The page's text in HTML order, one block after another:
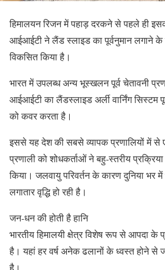
हिमालयन रिजन में पहाड़ दरकने से पहले ही
आईआईटी ने लैंड स्लाइड का पूर्वनुमान लगाने के
विकसित किया है।
भारत में उपलब्ध अन्य भूस्खलन पूर्व चेतावनी
आईआईटी का लैंडस्लाइड अर्ली वार्निंग सिस्टम
को कवर करता है।
इससे यह देश की सबसे व्यापक प्रणालियों में
प्रणाली को शोधकर्ताओं ने बहु-स्तरीय
किया। जलवायु परिवर्तन के कारण दुनिया
लगातार वृद्धि हो रही है।
जन-धन की होती है हानि
भारतीय हिमालयी क्षेत्र विशेष रूप से आपदा
है। यहां हर वर्ष अनेक ढलानों के ध्वस्त होने से
है।